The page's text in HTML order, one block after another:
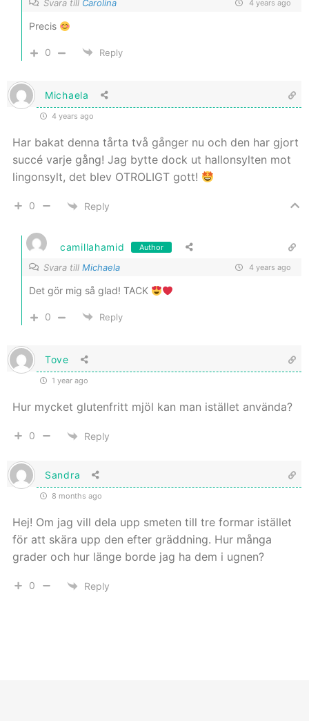
Svara till Carolina 4 years ago
Precis
0 Reply
Michaela
4 years ago
Har bakat denna tårta två gånger nu och den har gjort
succé varje gång! Jag bytte dock ut hallonsylten mot
lingonsylt, det blev OTROLIGT gott!
0 Reply
camillahamid Author
Svara till Michaela 4 years ago
Det gör mig så glad! TACK
0 Reply
Tove
1 year ago
Hur mycket glutenfritt mjöl kan man istället använda?
0 Reply
Sandra
8 months ago
Hej! Om jag vill dela upp smeten till tre formar istället
för att skära upp den efter gräddning. Hur många
grader och hur länge borde jag ha dem i ugnen?
0 Reply